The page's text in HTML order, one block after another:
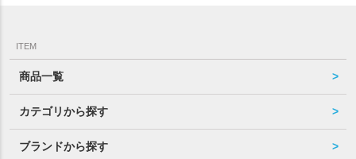
ITEM
商品一覧
カテゴリから探す
ブランドから探す